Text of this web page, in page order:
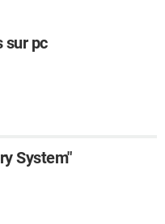
sur pc
System"